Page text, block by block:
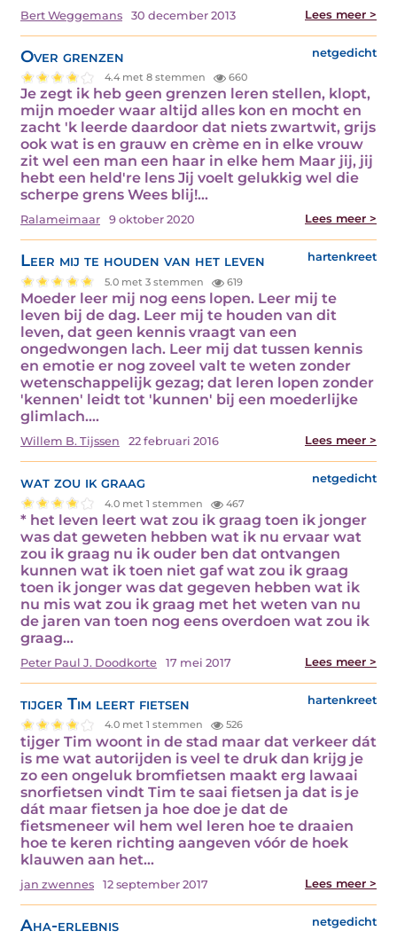
Bert Weggemans 30 december 2013 Lees meer >
Over grenzen netgedicht
4.4 met 8 stemmen 660
Je zegt ik heb geen grenzen leren stellen, klopt,
mijn moeder waar altijd alles kon en mocht en
zacht 'k leerde daardoor dat niets zwartwit, grijs
ook wat is en grauw en crème en in elke vrouw
zit wel een man een haar in elke hem Maar jij, jij
hebt een held're lens Jij voelt gelukkig wel die
scherpe grens Wees blij!…
Ralameimaar 9 oktober 2020 Lees meer >
Leer mij te houden van het leven hartenkreet
5.0 met 3 stemmen 619
Moeder leer mij nog eens lopen. Leer mij te
leven bij de dag. Leer mij te houden van dit
leven, dat geen kennis vraagt van een
ongedwongen lach. Leer mij dat tussen kennis
en emotie er nog zoveel valt te weten zonder
wetenschappelijk gezag; dat leren lopen zonder
'kennen' leidt tot 'kunnen' bij een moederlijke
glimlach.…
Willem B. Tijssen 22 februari 2016 Lees meer >
wat zou ik graag netgedicht
4.0 met 1 stemmen 467
* het leven leert wat zou ik graag toen ik jonger
was dat geweten hebben wat ik nu ervaar wat
zou ik graag nu ik ouder ben dat ontvangen
kunnen wat ik toen niet gaf wat zou ik graag
toen ik jonger was dat gegeven hebben wat ik
nu mis wat zou ik graag met het weten van nu
de jaren van toen nog eens overdoen wat zou ik
graag…
Peter Paul J. Doodkorte 17 mei 2017 Lees meer >
tijger Tim leert fietsen hartenkreet
4.0 met 1 stemmen 526
tijger Tim woont in de stad maar dat verkeer dát
is me wat autorijden is veel te druk dan krijg je
zo een ongeluk bromfietsen maakt erg lawaai
snorfietsen vindt Tim te saai fietsen ja dat is je
dát maar fietsen ja hoe doe je dat de
fietsmeneer wil hem wel leren hoe te draaien
hoe te keren richting aangeven vóór de hoek
klauwen aan het…
jan zwennes 12 september 2017 Lees meer >
Aha-erlebnis netgedicht